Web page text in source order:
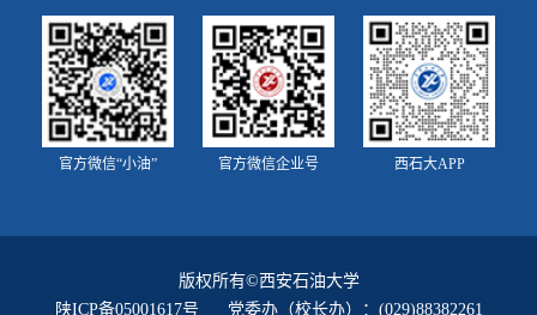
官方微信“小油” 官方微信企业号 西石大APP
版权所有©西安石油大学
陕ICP备05001617号 党委办（校长办）：(029)88382261